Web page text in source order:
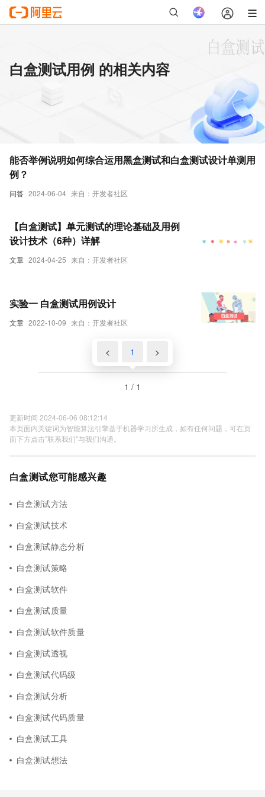
白盒测试用例 的相关内容
问答 2024-06-04 来自：开发者社区
能否举例说明如何综合运用黑盒测试和白盒测试设计单测用
例？
文章 2024-04-25 来自：开发者社区
【白盒测试】单元测试的理论基础及用例
设计技术（6种）详解
文章 2022-10-09 来自：开发者社区
实验一 白盒测试用例设计
< 1 >
1 / 1
更新时间 2024-06-06 08:12:14
本页面内关键词为智能算法引擎基于机器学习所生成，如有任何问题，可在页
面下方点击"联系我们"与我们沟通。
白盒测试您可能感兴趣
白盒测试方法
白盒测试技术
白盒测试静态分析
白盒测试策略
白盒测试软件
白盒测试质量
白盒测试软件质量
白盒测试透视
白盒测试代码级
白盒测试分析
白盒测试代码质量
白盒测试工具
白盒测试想法